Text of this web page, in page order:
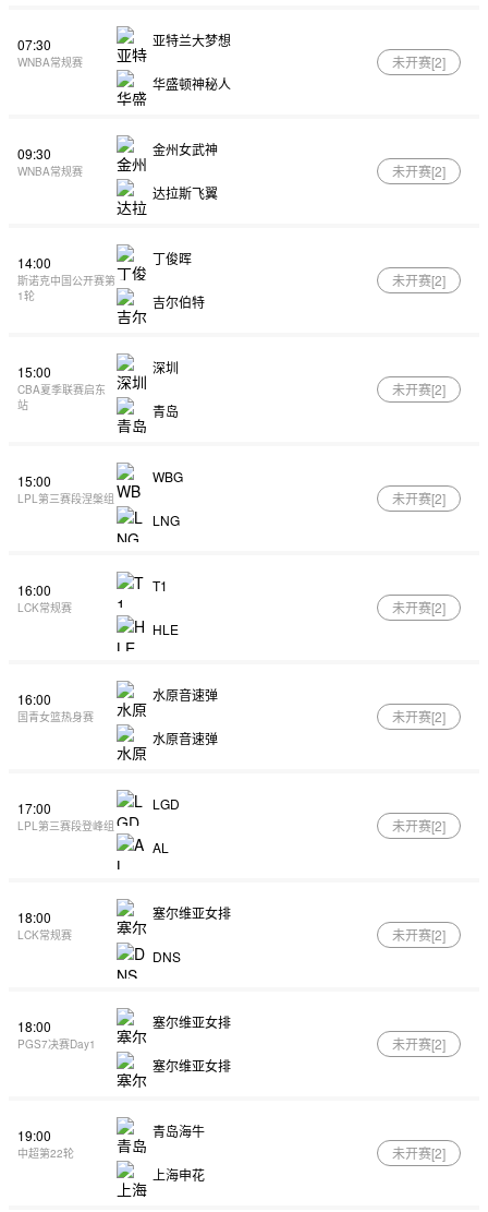
07:30
WNBA常规赛
亚特兰大梦想
华盛顿神秘人
未开赛[2]
09:30
WNBA常规赛
金州女武神
达拉斯飞翼
未开赛[2]
14:00
斯诺克中国公开赛第
1轮
丁俊晖
吉尔伯特
未开赛[2]
15:00
CBA夏季联赛启东
站
深圳
青岛
未开赛[2]
15:00
LPL第三赛段涅槃组
WBG
LNG
未开赛[2]
16:00
LCK常规赛
T1
HLE
未开赛[2]
16:00
国青女篮热身赛
水原音速弹
水原音速弹
未开赛[2]
17:00
LPL第三赛段登峰组
LGD
AL
未开赛[2]
18:00
LCK常规赛
塞尔维亚女排
DNS
未开赛[2]
18:00
PGS7决赛Day1
塞尔维亚女排
塞尔维亚女排
未开赛[2]
19:00
中超第22轮
青岛海牛
上海申花
未开赛[2]